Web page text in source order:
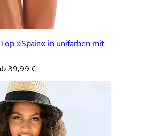
»Spain« in unifarben mit
39,99 €